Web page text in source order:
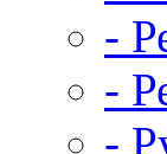
-
-
-